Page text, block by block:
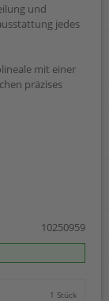
und
jedes
mit einer
präzises
10250959
1 Stück